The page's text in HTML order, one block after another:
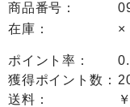
商品番号：
在庫：
×
ポイント率：
獲得ポイント数：
送料：